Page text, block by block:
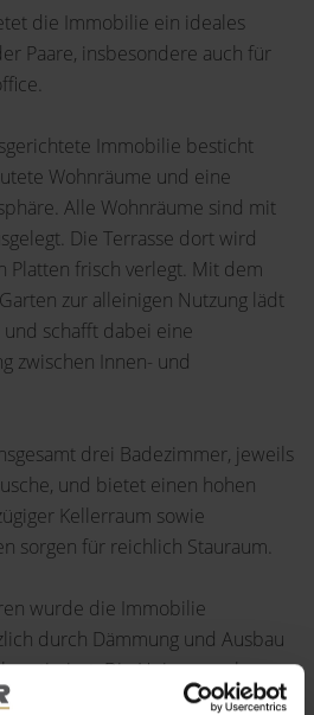
die Immobilie ein ideales
Paare, insbesondere auch für
Immobilie besticht
Wohnräume und eine
Alle Wohnräume sind mit
Die Terrasse dort wird
Platten frisch verlegt. Mit dem
zur alleinigen Nutzung lädt
schafft dabei eine
zwischen Innen- und
drei Badezimmer, jeweils
und bietet einen hohen
Kellerraum sowie
sorgen für reichlich Stauraum.
wurde die Immobilie
durch Dämmung und Ausbau
optimiert. Die Heizungsanlage
Jahr 2020 erneuert.